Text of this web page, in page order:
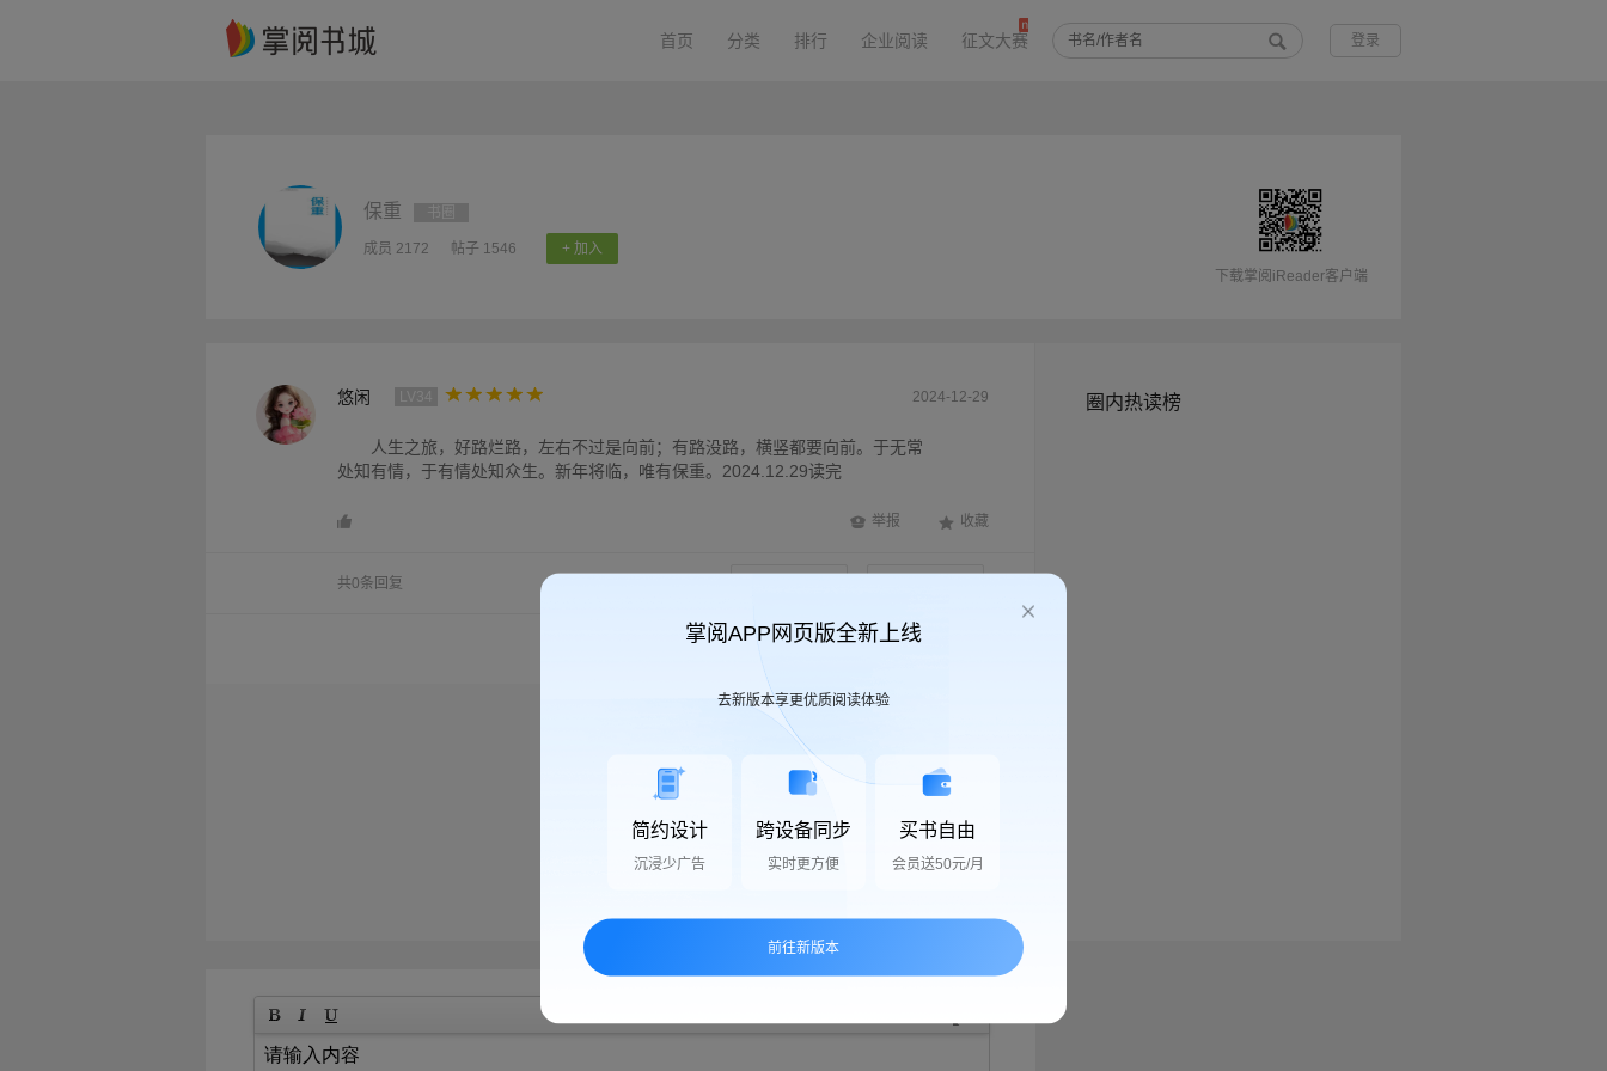
首页 分类 排行 企业阅读 征文大赛 登录
保重
成员 2172 帖子 1546
+ 加入
下载掌阅iReader客户端
悠闲 2024-12-29
人生之旅，好路烂路，左右不过是向前；有路没路，横竖都要向前。于无常
处知有情，于有情处知众生。新年将临，唯有保重。2024.12.29读完
举报 收藏
共0条回复
圈内热读榜
掌阅APP网页版全新上线
去新版本享更优质阅读体验
简约设计
沉浸少广告
跨设备同步
实时更方便
买书自由
会员送50元/月
前往新版本